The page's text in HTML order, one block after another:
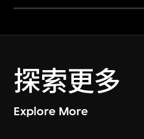
探索更多
Explore More